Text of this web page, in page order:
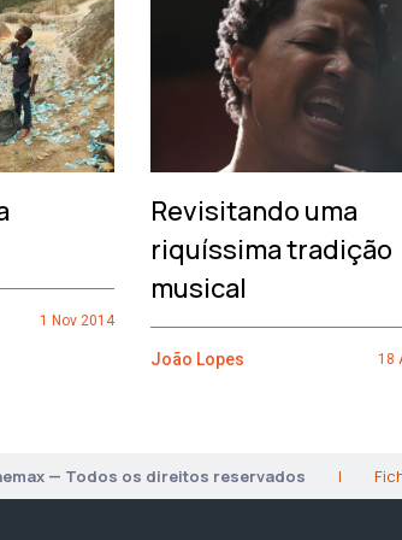
1 Nov 2014
Revisitando uma
riquíssima tradição
musical
João Lopes 18
— Todos os direitos reservados |